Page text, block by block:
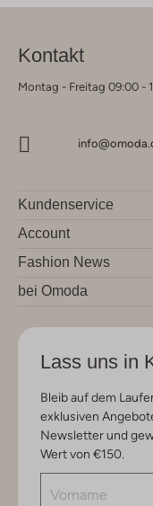
Kontakt
Montag - Freitag 09:00 -
Kundenservice
Account
Fashion News
bei Omoda
Lass uns in
Bleib auf dem
exklusiven
Newsletter und
Wert von €150.